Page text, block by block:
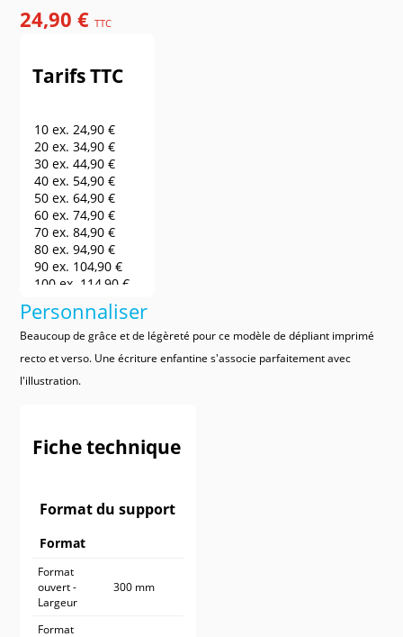
24,90 €TTC
Tarifs TTC
10 ex.24,90 €
20 ex.34,90 €
30 ex.44,90 €
40 ex. 54,90 €
50 ex.64,90 €
60 ex.74,90 €
70 ex.84,90 €
80 ex.94,90 €
90 ex. 104,90 €
100 ex. 114,90 €
164,90 €
200 ex.214,90 €
250 ex.264,90 €
300 ex.
314,90 €
500 ex.414,90 €
800 ex.
564,90 €
900 ex.614,90 €
Personnaliser
Beaucoup de grâce et de légèreté pour ce modèle de dépliant imprimé
recto et verso. Une écriture enfantine s'associe parfaitement avec
l'illustration.
Fiche technique
Format du support
Format
Format
ouvert -
Largeur
300 mm
Format